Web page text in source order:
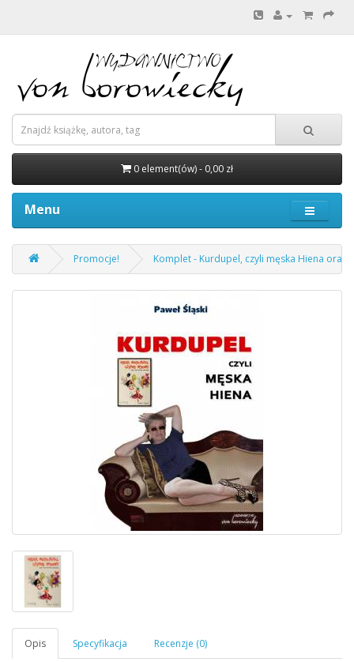
0 element(ów) - 0,00 zł
Menu
Promocje! Komplet - Kurdupel, czyli męska Hiena oraz